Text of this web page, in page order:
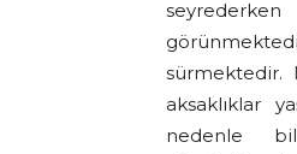
sürmektedir.
aksaklıklar
nedenle